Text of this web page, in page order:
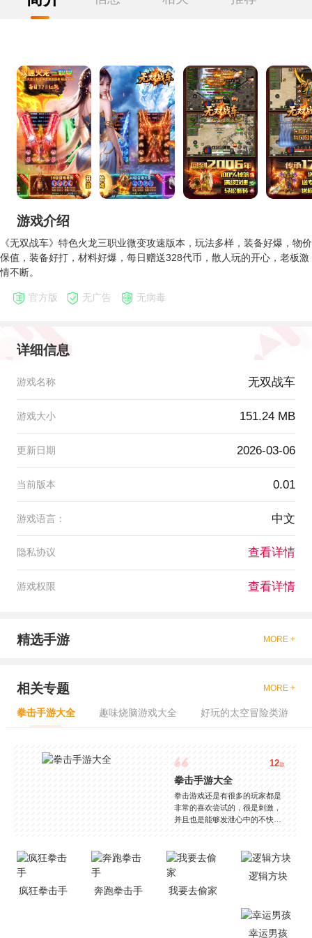
游戏介绍
《无双战车》特色火龙三职业微变攻速版本，玩法多样，装备好爆，物价
保值，装备好打，材料好爆，每日赠送328代币，散人玩的开心，老板激
情不断。
官方版 无广告 无病毒
详细信息
游戏名称 无双战车
游戏大小 151.24 MB
更新日期 2026-03-06
当前版本 0.01
游戏语言： 中文
隐私协议 查看详情
游戏权限 查看详情
精选手游 MORE +
相关专题 MORE +
拳击手游大全 趣味烧脑游戏大全 好玩的太空冒险类游
12款
拳击手游大全
拳击游戏还是有很多的玩家都是
非常的喜欢尝试的，很是刺激，
并且也是能够发泄心中的不快
是一些格斗的游戏，其实是非常
的有趣，也是相当的刺激的，游
戏中是有一些不同的场景都是能
够去进行体验的，我们也是能够
就是收集了一些有意思的拳击游
戏，相信你们一定会喜欢的。
疯狂拳击手 奔跑拳击手 我要去偷家
逻辑方块
幸运男孩